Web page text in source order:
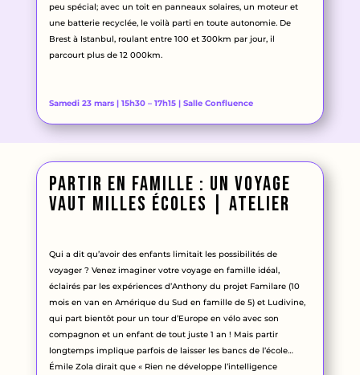
peu spécial; avec un toit en panneaux solaires, un moteur et
une batterie recyclée, le voilà parti en toute autonomie. De
Brest à Istanbul, roulant entre 100 et 300km par jour, il
parcourt plus de 12 000km.
Samedi 23 mars | 15h30 – 17h15 | Salle Confluence
Partir en famille : un voyage
vaut milles écoles | atelier
Qui a dit qu’avoir des enfants limitait les possibilités de
voyager ? Venez imaginer votre voyage en famille idéal,
éclairés par les expériences d’Anthony du projet Familare (10
mois en van en Amérique du Sud en famille de 5) et Ludivine,
qui part bientôt pour un tour d’Europe en vélo avec son
compagnon et un enfant de tout juste 1 an ! Mais partir
longtemps implique parfois de laisser les bancs de l’école…
Émile Zola dirait que « Rien ne développe l’intelligence